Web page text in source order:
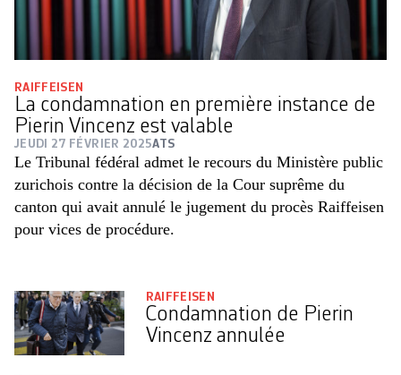
RAIFFEISEN
La condamnation en première instance de
Pierin Vincenz est valable
JEUDI 27 FÉVRIER 2025ATS
Le Tribunal fédéral admet le recours du Ministère public
zurichois contre la décision de la Cour suprême du
canton qui avait annulé le jugement du procès Raiffeisen
pour vices de procédure.
RAIFFEISEN
Condamnation de Pierin
Vincenz annulée